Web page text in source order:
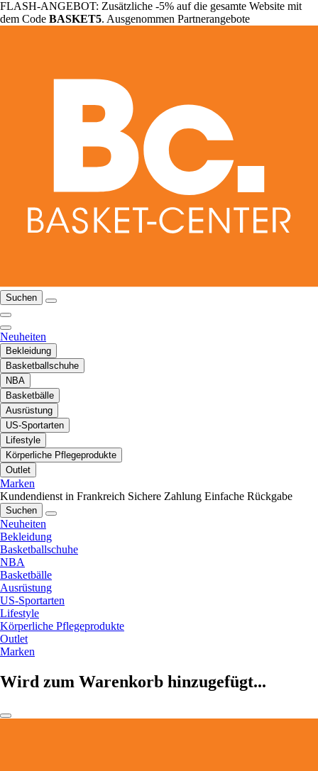
FLASH-ANGEBOT: Zusätzliche -5% auf die gesamte Website mit
dem Code BASKET5. Ausgenommen Partnerangebote
Suchen
Neuheiten
Bekleidung
Basketballschuhe
NBA
Basketbälle
Ausrüstung
US-Sportarten
Lifestyle
Körperliche Pflegeprodukte
Outlet
Marken
Kundendienst in Frankreich Sichere Zahlung Einfache Rückgabe
Suchen
Neuheiten
Bekleidung
Basketballschuhe
NBA
Basketbälle
Ausrüstung
US-Sportarten
Lifestyle
Körperliche Pflegeprodukte
Outlet
Marken
Wird zum Warenkorb hinzugefügt...